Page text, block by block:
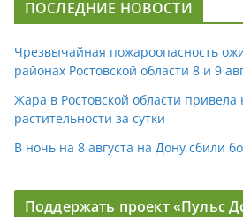
ПОСЛЕДНИЕ НОВОСТИ
Чрезвычайная пожароопасность
районах Ростовской области 8 и 9
Жара в Ростовской области привела
растительности за сутки
В ночь на 8 августа на Дону сбили
Поддержать проект «Пульс